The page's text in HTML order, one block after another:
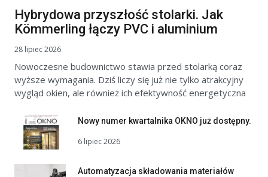
Hybrydowa przyszłość stolarki. Jak
Kömmerling łączy PVC i aluminium
28 lipiec 2026
Nowoczesne budownictwo stawia przed stolarką coraz
wyższe wymagania. Dziś liczy się już nie tylko atrakcyjny
wygląd okien, ale również ich efektywność energetyczna
Nowy numer kwartalnika OKNO już dostępny.
6 lipiec 2026
Automatyzacja składowania materiałów